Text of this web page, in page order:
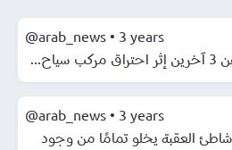
@arab_news • 3 years
@arab_news • 3 years
العقبة يخلو تمامًا من وجود